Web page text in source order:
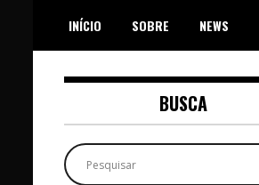
content
INÍCIO SOBRE NEWS
BUSCA